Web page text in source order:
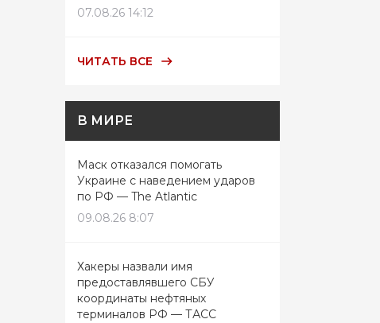
07.08.26 14:12
ЧИТАТЬ ВСЕ
В МИРЕ
Маск отказался помогать
Украине с наведением ударов
по РФ — The Atlantic
09.08.26 8:07
Хакеры назвали имя
предоставлявшего СБУ
координаты нефтяных
терминалов РФ — ТАСС